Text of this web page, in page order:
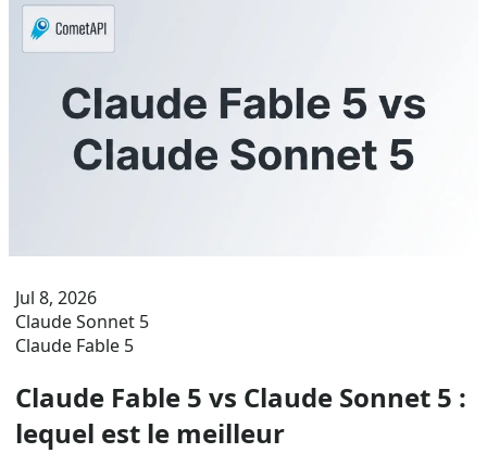
Jul 8, 2026
Claude Sonnet 5
Claude Fable 5
Claude Fable 5 vs Claude Sonnet 5 :
lequel est le meilleur